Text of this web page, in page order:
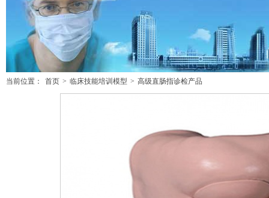
当前位置： 首页 > 临床技能培训模型 > 高级直肠指诊检产品